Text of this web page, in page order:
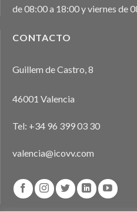
de 08:00 a 18:00 y viernes de
CONTACTO
Guillem de Castro, 8
46001 Valencia
Tel: +34 96 399 03 30
valencia@icovv.com